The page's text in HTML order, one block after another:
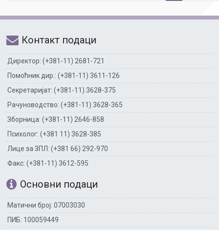
Контакт подаци
Директор: (+381-11) 2681-721
Помоћник дир.: (+381-11) 3611-126
Секретаријат: (+381-11) 3628-375
Рачуноводство: (+381-11) 3628-365
Зборница: (+381-11) 2646-858
Психолог: (+381 11) 3628-385
Лице за ЗПЛ: (+381 66) 292-970
Факс: (+381-11) 3612-595
Основни подаци
Матични број: 07003030
ПИБ: 100059449